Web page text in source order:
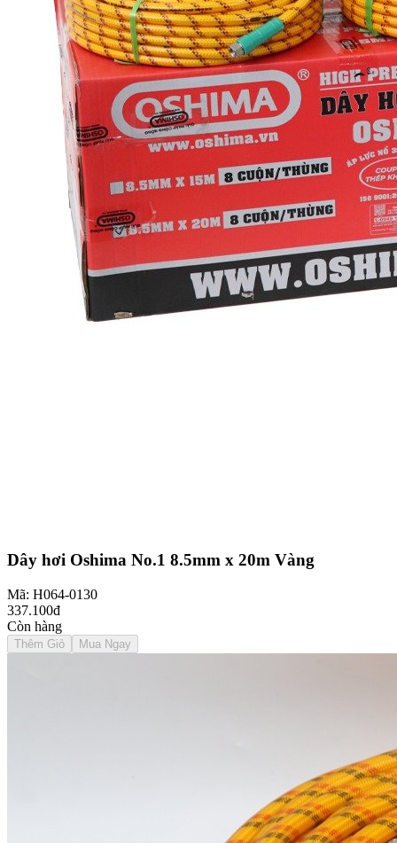
Dây hơi Oshima No.1 8.5mm x 20m Vàng
Mã: H064-0130
337.100đ
Còn hàng
Thêm Giỏ Mua Ngay